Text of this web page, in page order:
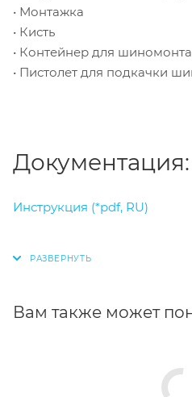
• Монтажка
• Кисть
• Контейнер для
• Пистолет для подкачки
Документация:
Инструкция (*pdf, RU)
Вам также может